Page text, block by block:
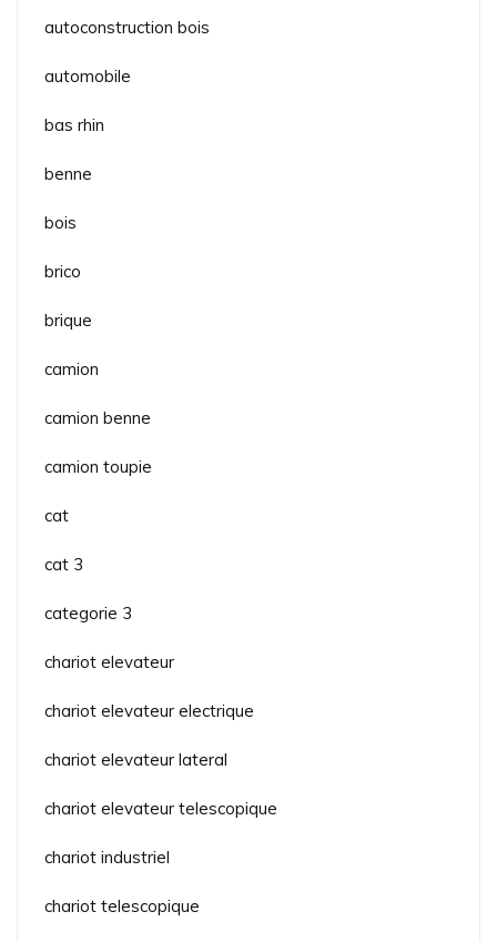
autoconstruction bois
automobile
bas rhin
benne
bois
brico
brique
camion
camion benne
camion toupie
cat
cat 3
categorie 3
chariot elevateur
chariot elevateur electrique
chariot elevateur lateral
chariot elevateur telescopique
chariot industriel
chariot telescopique